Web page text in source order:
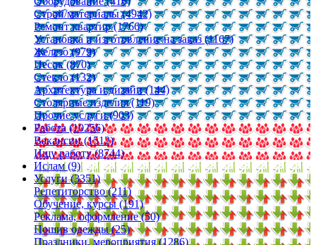
Строй/материалы (4942)
Ремонт квартир (1766)
Установка и изготовление на заказ (1167)
Железо (979)
Песок (870)
Стекло (132)
Архитектура и дизайн (144)
Столярные изделия (119)
Прочие услуги (903)
Работа (10256)
Вакансии (1512)
Ищу работу (8744)
Ислам (9)
Услуги (3351)
Репетиторство (211)
Обучение, курсы (191)
Реклама, оформление (50)
Пошив одежды (25)
Праздники, мероприятия (1286)